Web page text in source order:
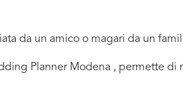
da un amico o magari da un
Planner Modena , permette